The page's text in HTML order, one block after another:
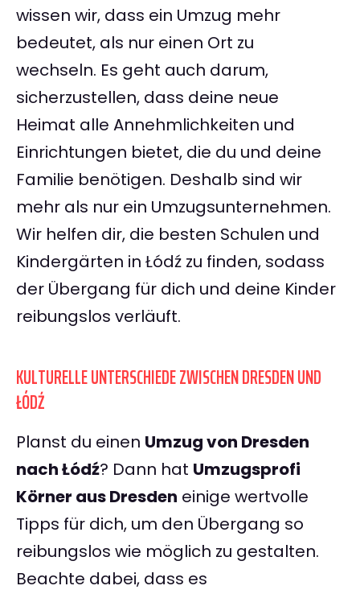
wissen wir, dass ein Umzug mehr
bedeutet, als nur einen Ort zu
wechseln. Es geht auch darum,
sicherzustellen, dass deine neue
Heimat alle Annehmlichkeiten und
Einrichtungen bietet, die du und deine
Familie benötigen. Deshalb sind wir
mehr als nur ein Umzugsunternehmen.
Wir helfen dir, die besten Schulen und
Kindergärten in Łódź zu finden, sodass
der Übergang für dich und deine Kinder
reibungslos verläuft.
KULTURELLE UNTERSCHIEDE ZWISCHEN DRESDEN UND
ŁÓDŹ
Planst du einen Umzug von Dresden
nach Łódź? Dann hat Umzugsprofi
Körner aus Dresden einige wertvolle
Tipps für dich, um den Übergang so
reibungslos wie möglich zu gestalten.
Beachte dabei, dass es